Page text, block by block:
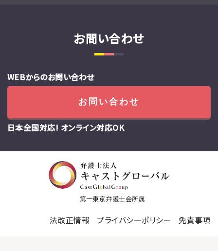
お問い合わせ
WEBからのお問い合わせ
お問い合わせ
日本全国対応! オンライン対応OK
第一東京弁護士会所属
法改正情報 プライバシーポリシー 免責事項